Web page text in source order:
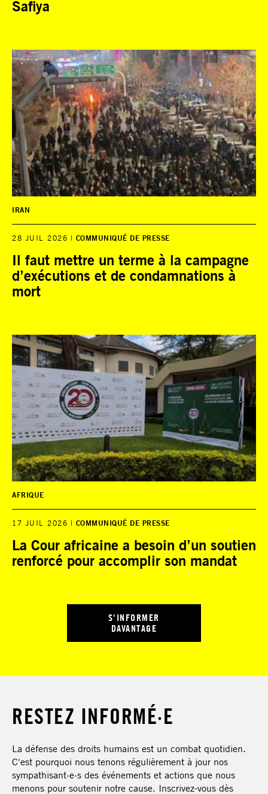
Safiya
IRAN
28 JUIL 2026 COMMUNIQUÉ DE PRESSE
Il faut mettre un terme à la campagne
d’exécutions et de condamnations à
mort
AFRIQUE
17 JUIL 2026 COMMUNIQUÉ DE PRESSE
La Cour africaine a besoin d’un soutien
renforcé pour accomplir son mandat
S'INFORMER
DAVANTAGE
RESTEZ INFORMÉ·E
La défense des droits humains est un combat quotidien.
C'est pourquoi nous tenons régulièrement à jour nos
sympathisant·e·s des événements et actions que nous
menons pour soutenir notre cause. Inscrivez-vous dès